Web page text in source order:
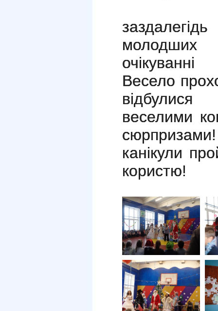
молодших
Весело
веселими
канікули
користю!